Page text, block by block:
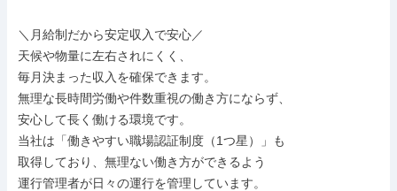
＼月給制だから安定収入で安心／
天候や物量に左右されにくく、
毎月決まった収入を確保できます。
無理な長時間労働や件数重視の働き方にならず、
安心して長く働ける環境です。
当社は「働きやすい職場認証制度（1つ星）」も
取得しており、無理ない働き方ができるよう
運行管理者が日々の運行を管理しています。